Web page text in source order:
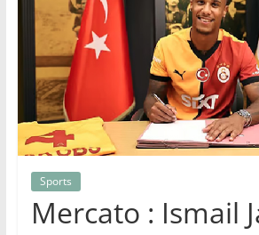
Sports
Mercato : Ismail